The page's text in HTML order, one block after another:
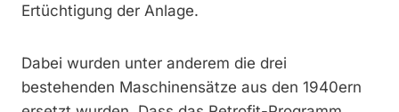
Ertüchtigung der Anlage.
Dabei wurden unter anderem die drei
bestehenden Maschinensätze aus den 1940ern